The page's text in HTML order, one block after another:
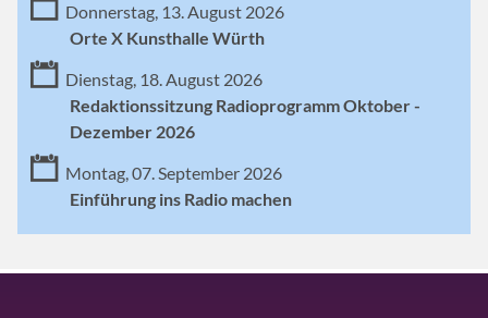
Donnerstag, 13. August 2026
Orte X Kunsthalle Würth
Dienstag, 18. August 2026
Redaktionssitzung Radioprogramm Oktober -
Dezember 2026
Montag, 07. September 2026
Einführung ins Radio machen